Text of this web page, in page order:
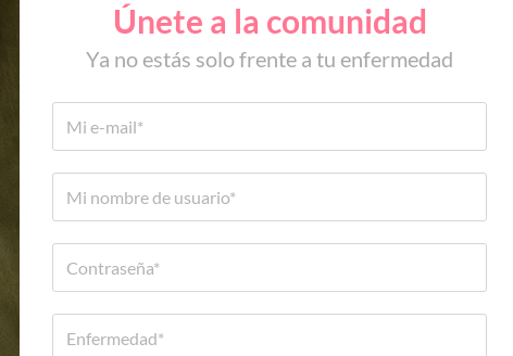
Únete a la comunidad
Ya no estás solo frente a tu enfermedad